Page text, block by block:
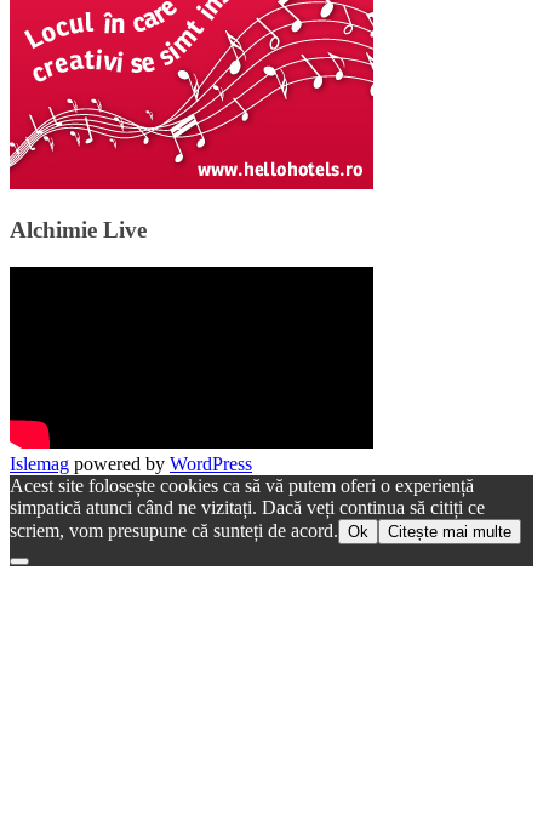
Alchimie Live
Islemag powered by WordPress
Acest site folosește cookies ca să vă putem oferi o experiență
simpatică atunci când ne vizitați. Dacă veți continua să citiți ce
scriem, vom presupune că sunteți de acord. Ok Citește mai multe